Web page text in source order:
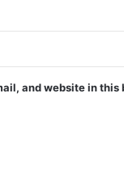
and website in this